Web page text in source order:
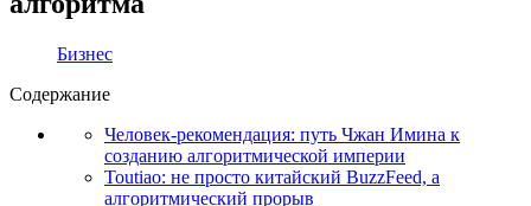
Бизнес
Содержание
Человек-рекомендация: путь Чжан Имина к
созданию алгоритмической империи
Toutiao: не просто китайский BuzzFeed, а
алгоритмический прорыв